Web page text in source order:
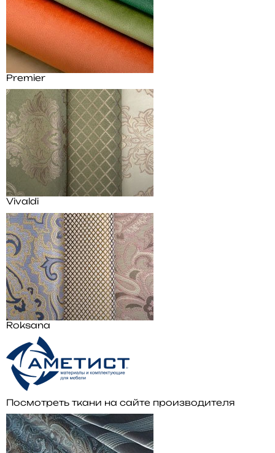
Premier
Vivaldi
Roksana
Посмотреть ткани на сайте производителя